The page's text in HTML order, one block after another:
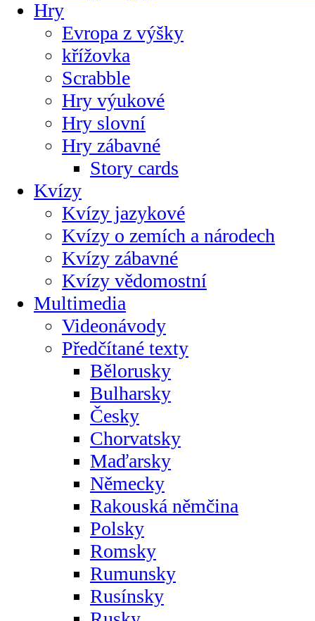
Hry
Evropa z výšky
křížovka
Scrabble
Hry výukové
Hry slovní
Hry zábavné
Story cards
Kvízy
Kvízy jazykové
Kvízy o zemích a národech
Kvízy zábavné
Kvízy vědomostní
Multimedia
Videonávody
Předčítané texty
Bělorusky
Bulharsky
Česky
Chorvatsky
Maďarsky
Německy
Rakouská němčina
Polsky
Romsky
Rumunsky
Rusínsky